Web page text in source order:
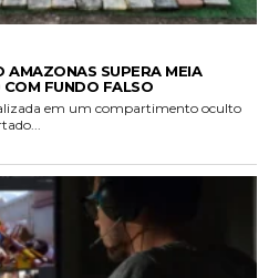
AMAZONAS SUPERA MEIA
FUNDO FALSO
em um compartimento oculto